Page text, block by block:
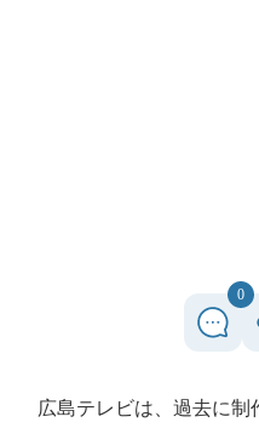
0
広島テレビは、過去に制